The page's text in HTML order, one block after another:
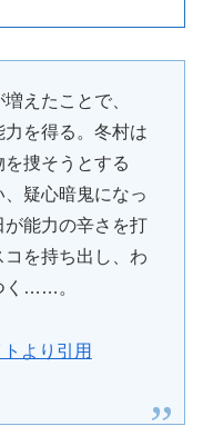
えたことで、
力を得る。冬村は
捜そうとする
疑心暗鬼になっ
能力の辛さを打
を持ち出し、わ
く……。
より引用